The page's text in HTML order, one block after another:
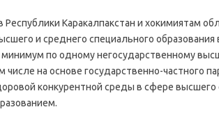
Каракалпакстан и хокимиятам
и среднего специального образования
минимум по одному негосударственному
на основе государственно-частного
конкурентной среды в сфере высшего